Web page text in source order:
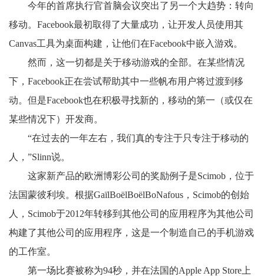
今年的首席执行官首脑会议突出了另一个大趋势：转向
移动。Facebook最初取得了大量成功，让开发人员使用其
Canvas工具为桌面构建，让他们在Facebook中嵌入游戏。
然而，这一切都是关于移动游戏的全部。在某些情况
下，Facebook正在尝试帮助其中一些帆布用户将过渡到移
动。但是Facebook也在积极寻找新的，移动的第一（或仅在
某些情况下）开发商。
“在过去的一年左右，我们真的专注于只专注于移动的
人，”Slinn说。
这家新产品的欧洲博彩公司的奖励例子是Scimob，位于
法国蒙彼利埃。根据GaïlBoëlBoëlBoNafous，Scimob的创始
人，Scimob于2012年转移到其他公司的应用程序为其他公司
构建了其他公司的应用程序，这是一个制造自己的手机游戏
的工作室。
第一场比赛被称为94秒，并在法国的Apple App Store上